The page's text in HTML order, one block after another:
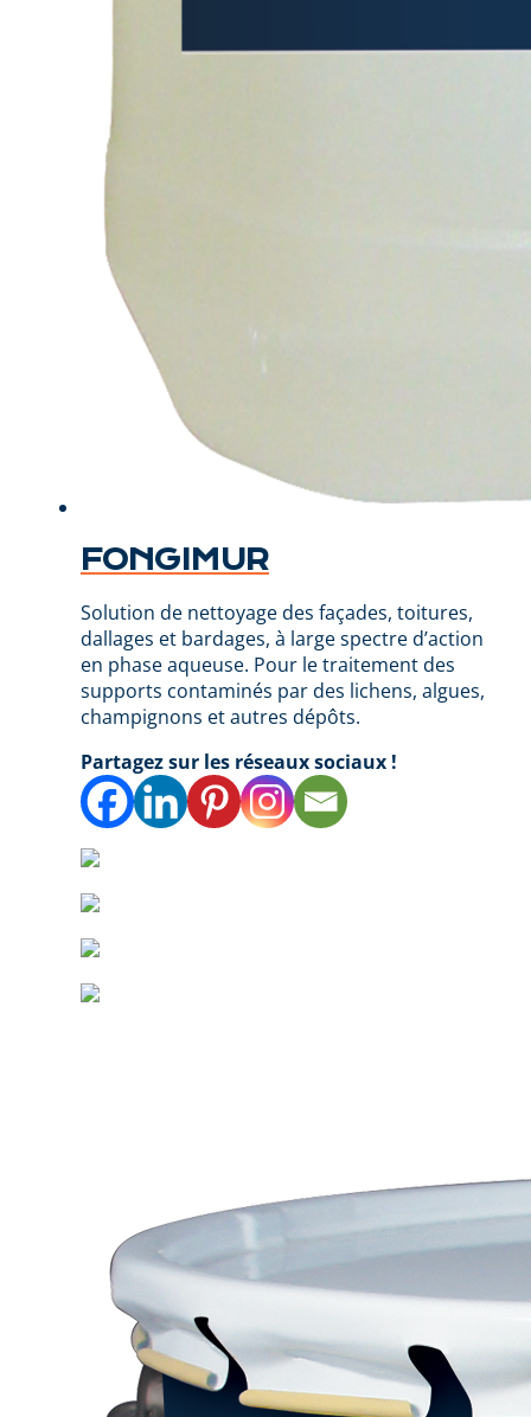
FONGIMUR
Solution de nettoyage des façades, toitures,
dallages et bardages, à large spectre d’action
en phase aqueuse. Pour le traitement des
supports contaminés par des lichens, algues,
champignons et autres dépôts.
Partagez sur les réseaux sociaux !